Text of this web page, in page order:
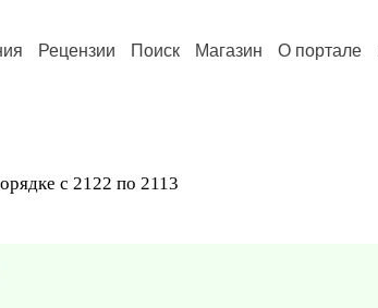
Рецензии Поиск Магазин О портале
с 2122 по 2113